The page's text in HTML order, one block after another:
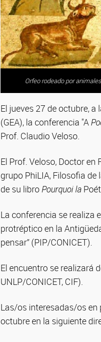
Orfeo rodeado por animales
El jueves 27 de octubre,
(GEA), la conferencia "A
Prof. Claudio Veloso.
El Prof. Veloso, Doctor
grupo PhiLIA, Filosofia
de su libro Pourquoi la
La conferencia se realiza
protréptico en la
pensar” (PIP/CONICET).
El encuentro se realizará
UNLP/CONICET, CIF).
Las/os interesadas/os en
octubre en la siguiente